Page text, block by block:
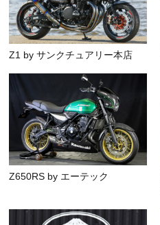
Z1 by サンクチュアリー本店
Z650RS by エーテック